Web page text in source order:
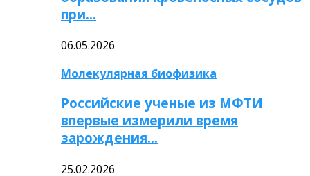
при…
06.05.2026
Молекулярная биофизика
Российские ученые из МФТИ
впервые измерили время
зарождения…
25.02.2026